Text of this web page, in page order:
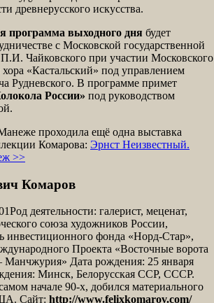
древнерусского искусства.
программа выходного дня будет
с Московской государственной
Чайковского при участии Московского
«Кастальский» под управлением
Рудневского. В программе примет
России» под руководством
проходила ещё одна выставка
Комарова: Эрнст Неизвестный.
>>
Комаров
Род деятельности: галерист, меценат,
союза художников России,
инвестиционного фонда «Норд-Стар»,
Проекта «Восточные ворота
Манчжурия» Дата рождения: 25 января
Минск, Белорусская ССР, СССР.
начале 90-х, добился материального
Сайт: http://www.felixkomarov.com/